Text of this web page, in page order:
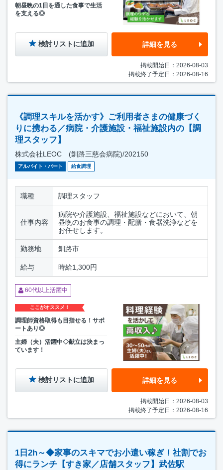
朝昼晩の1日を通した食事で生活
を支える◎
検討リストに追加 詳細を見る
掲載開始日：2026-08-03
掲載終了予定日：2026-08-16
《調理スキルを活かす》ご利用者さまの健康づく
りに携わる／病院・介護施設・福祉施設内の【調
理スタッフ】
株式会社LEOC (釧路三慈会病院)/202150
アルバイト・パート 給食調理
職種 調理スタッフ
仕事内容
病院や介護施設、福祉施設などにおいて、朝
昼晩のお食事の調理・配膳・食器洗浄などを
お任せします。
勤務地 釧路市
給与 時給1,300円
60代以上活躍中
ここがオススメ！
調理師資格取得も目指せる！サポ
ートあり◎
主婦（夫）活躍中◇献立は決まっ
ています！
検討リストに追加 詳細を見る
掲載開始日：2026-08-03
掲載終了予定日：2026-08-16
1日2h～◆家事のスキマでお小遣い稼ぎ！社割でお
得にランチ【すき家／店舗スタッフ】武佐駅